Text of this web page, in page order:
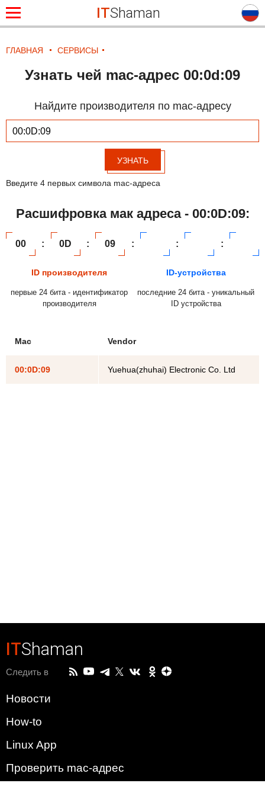
ITShaman
ГЛАВНАЯ СЕРВИСЫ
Узнать чей mac-адрес 00:0d:09
Найдите производителя по mac-адресу
УЗНАТЬ
Введите 4 первых символа mac-адреса
Расшифровка мак адреса - 00:0D:09:
00 : 0D : 09 : : :
ID производителя
первые 24 бита - идентификатор
производителя
ID-устройства
последние 24 бита - уникальный
ID устройства
Mac Vendor
00:0D:09 Yuehua(zhuhai) Electronic Co. Ltd
ITShaman
Следить в
Новости
How-to
Linux App
Проверить mac-адрес